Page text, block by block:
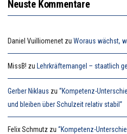
Neuste Kommentare
Daniel Vuilliomenet zu Woraus wächst,
MissB! zu Lehrkräftemangel – staatlich
Gerber Niklaus zu “Kompetenz-
und bleiben über Schulzeit relativ stabil”
Felix Schmutz zu “Kompetenz-